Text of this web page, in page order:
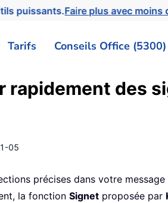
puissants.Faire plus avec moins
Tarifs Conseils Office (5300)
rapidement des
05
précises dans votre
la fonction Signet proposée par